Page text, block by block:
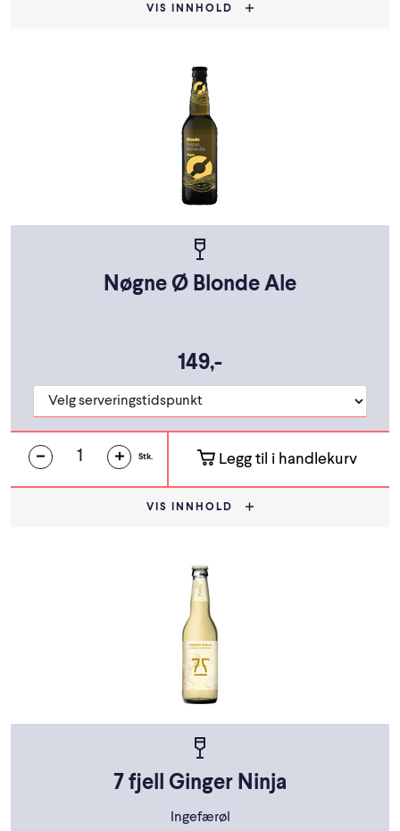
VIS INNHOLD
Nøgne Ø Blonde Ale
149,-
Stk. Legg til i handlekurv
VIS INNHOLD
7 fjell Ginger Ninja
Ingefærøl